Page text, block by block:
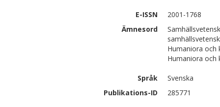
E-ISSN
2001-1768
Ämnesord
Humaniora
Humaniora
Språk
Svenska
Publikations-ID
285771